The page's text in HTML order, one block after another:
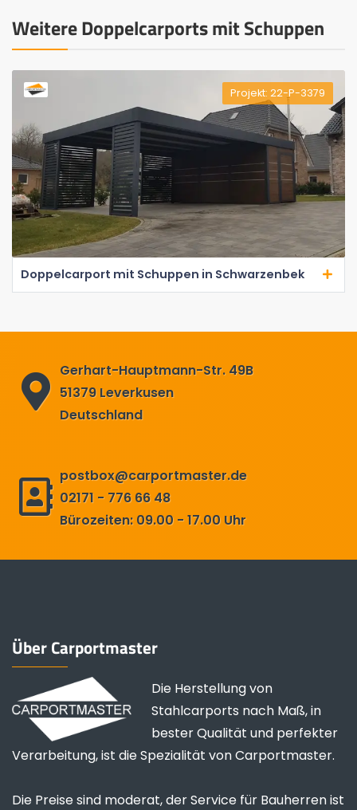
Weitere Doppelcarports mit Schuppen
Projekt: 22-P-3379
Doppelcarport mit Schuppen in Schwarzenbek
Gerhart-Hauptmann-Str. 49B
51379 Leverkusen
Deutschland
postbox@carportmaster.de
02171 - 776 66 48
Bürozeiten: 09.00 - 17.00 Uhr
Über Carportmaster
Die Herstellung von
Stahlcarports nach Maß, in
bester Qualität und perfekter
Verarbeitung, ist die Spezialität von Carportmaster.
Die Preise sind moderat, der Service für Bauherren ist